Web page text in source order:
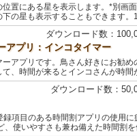
置にある星を表示します。*別画
下の星も表示することもできます
ダウンロード数：
アプリ：インコタイマー
アプリです。鳥さん好きにお勧
て、時間が来るとインコさんが時
ダウンロード数：
録項目のある時間割アプリの使用
、使いやすさも兼ね備えた時間割